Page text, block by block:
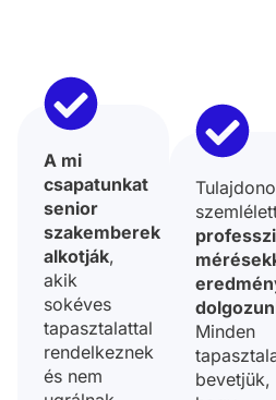
A mi
csapatunkat
senior
szakemberek
alkotják,
akik
sokéves
tapasztalattal
rendelkeznek
és nem
Minden
bevetjük,